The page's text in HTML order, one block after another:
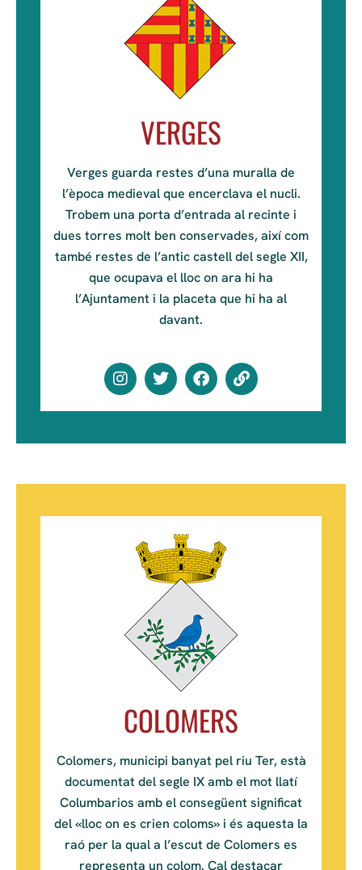
VERGES
Verges guarda restes d’una muralla de
l’època medieval que encerclava el nucli.
Trobem una porta d’entrada al recinte i
dues torres molt ben conservades, així com
també restes de l’antic castell del segle XII,
que ocupava el lloc on ara hi ha
l’Ajuntament i la placeta que hi ha al
davant.
COLOMERS
Colomers, municipi banyat pel riu Ter, està
documentat del segle IX amb el mot llatí
Columbarios amb el consegüent significat
del «lloc on es crien coloms» i és aquesta la
raó per la qual a l’escut de Colomers es
representa un colom. Cal destacar